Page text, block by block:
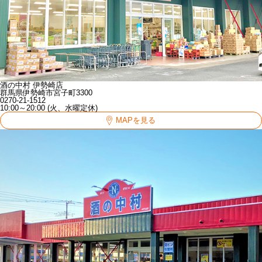
酒の中村 伊勢崎店
群馬県伊勢崎市宮子町3300
0270-21-1512
10:00～20:00 (火、水曜定休)
MAPを見る